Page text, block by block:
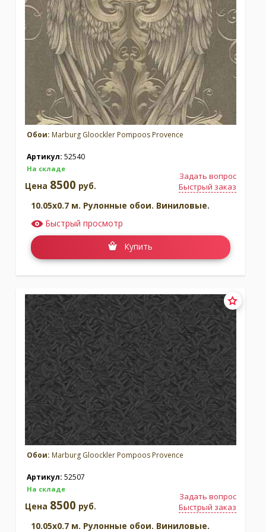
Обои: Marburg Gloockler Pompoos Provence
Артикул: 52540
На складе
Задать вопрос
Быстрый заказ
Цена 8500 руб.
10.05x0.7 м. Рулонные обои. Виниловые.
Быстрый просмотр
Купить
Обои: Marburg Gloockler Pompoos Provence
Артикул: 52507
На складе
Задать вопрос
Быстрый заказ
Цена 8500 руб.
10.05x0.7 м. Рулонные обои. Виниловые.